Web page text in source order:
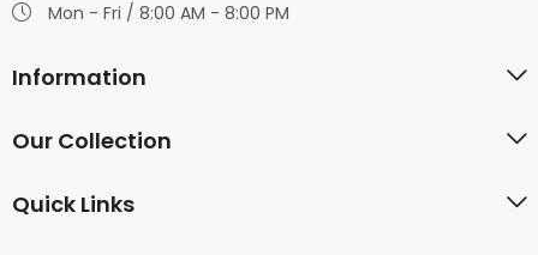
Mon - Fri / 8:00 AM - 8:00 PM
Information
Our Collection
Quick Links